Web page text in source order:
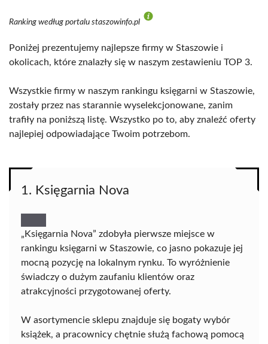
Ranking według portalu staszowinfo.pl
Poniżej prezentujemy najlepsze firmy w Staszowie i
okolicach, które znalazły się w naszym zestawieniu TOP 3.
Wszystkie firmy w naszym rankingu księgarni w Staszowie,
zostały przez nas starannie wyselekcjonowane, zanim
trafiły na poniższą listę. Wszystko po to, aby znaleźć oferty
najlepiej odpowiadające Twoim potrzebom.
1. Księgarnia Nova
„Księgarnia Nova” zdobyła pierwsze miejsce w
rankingu księgarni w Staszowie, co jasno pokazuje jej
mocną pozycję na lokalnym rynku. To wyróżnienie
świadczy o dużym zaufaniu klientów oraz
atrakcyjności przygotowanej oferty.
W asortymencie sklepu znajduje się bogaty wybór
książek, a pracownicy chętnie służą fachową pomocą